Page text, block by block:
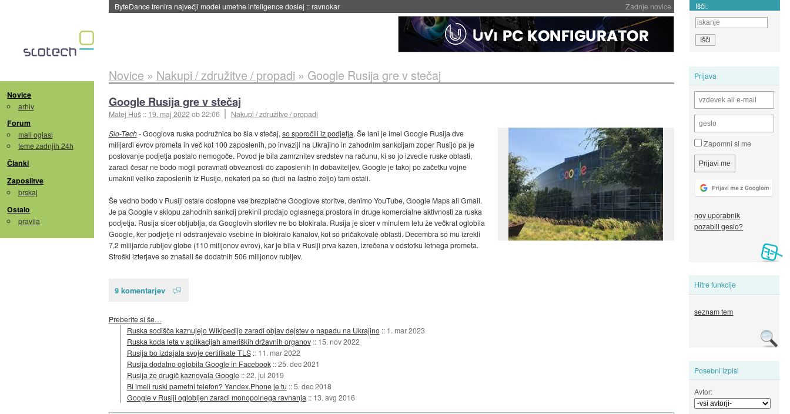
Zadnje novice
Spletne strani začele streči oglase za agente umetne inteligence::danes ob 21:23 Išči:
Novice
arhiv
Forum
mali oglasi
teme zadnjih 24h
Članki
Zaposlitve
brskaj
Ostalo
pravila
Prijava
Zapomni si me
nov uporabnik
pozabili geslo?
Hitre funkcije
seznam tem
Posebni izpisi
Avtor:
Novice » Nakupi / združitve / propadi » Google Rusija gre v stečaj
Google Rusija gre v stečaj
Matej Huš :: 19. maj 2022ob 22:06
Nakupi / združitve / propadi
Slo-Tech- Googlova ruska podružnica bo šla v stečaj, so sporočili iz podjetja. Še lani je imel Google Rusija dve
milijardi evrov prometa in več kot 100 zaposlenih, po invaziji na Ukrajino in zahodnim sankcijam zoper Rusijo pa je
poslovanje podjetja postalo nemogoče. Povod je bila zamrznitev sredstev na računu, ki so jo izvedle ruske oblasti,
zaradi česar ne bodo mogli poravnati obveznosti do zaposlenih in dobaviteljev. Google je takoj po začetku vojne
umaknil veliko zaposlenih iz Rusije, nekateri pa so (tudi na lastno željo) tam ostali.
Še vedno bodo v Rusiji ostale dostopne vse brezplačne Googlove storitve, denimo YouTube, Google Maps ali Gmail.
Je pa Google v sklopu zahodnih sankcij prekinil prodajo oglasnega prostora in druge komercialne aktivnosti za ruska
podjetja. Rusija sicer obljublja, da Googlovih storitev ne bo blokirala. Rusija je sicer v minulem letu že večkrat oglobila
Google, ker podjetje ni odstranjevalo vsebine in blokiralo kanalov, kot so pričakovale oblasti. Decembra so mu izrekli
7,2 milijarde rubljev globe (110 milijonov evrov), kar je bila v Rusiji prva kazen, izrečena v odstotku letnega prometa.
Stroški izterjave so znašali še dodatnih 506 milijonov rubljev.
9 komentarjev
Preberite si še…
Ruska sodišča kaznujejo Wikipedijo zaradi objav dejstev o napadu na Ukrajino :: 1. mar 2023
Ruska koda leta v aplikacijah ameriških državnih organov :: 15. nov 2022
Rusija bo izdajala svoje certifikate TLS :: 11. mar 2022
Rusija dodatno oglobila Google in Facebook ::25. dec 2021
Rusija že drugič kaznovala Google ::22. jul 2019
Bi imeli ruski pametni telefon? Yandex.Phone je tu ::5. dec 2018
Google v Rusiji oglobljen zaradi monopolnega ravnanja :: 13. avg 2016